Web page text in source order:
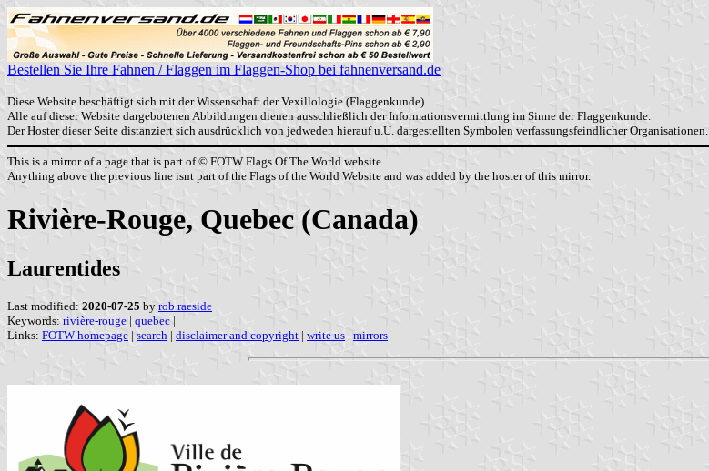
Bestellen Sie Ihre Fahnen / Flaggen im Flaggen-Shop bei fahnenversand.de
Diese Website beschäftigt sich mit der Wissenschaft der Vexillologie (Flaggenkunde).
Alle auf dieser Website dargebotenen Abbildungen dienen ausschließlich der Informationsvermittlung im Sinne der Flaggenkunde.
Der Hoster dieser Seite distanziert sich ausdrücklich von jedweden hierauf u.U. dargestellten Symbolen verfassungsfeindlicher Organisationen.
This is a mirror of a page that is part of © FOTW Flags Of The World website.
Anything above the previous line isnt part of the Flags of the World Website and was added by the hoster of this mirror.
Rivière-Rouge, Quebec (Canada)
Laurentides
Last modified: 2020-07-25 by rob raeside
Keywords: rivière-rouge | quebec |
Links: FOTW homepage | search | disclaimer and copyright | write us | mirrors